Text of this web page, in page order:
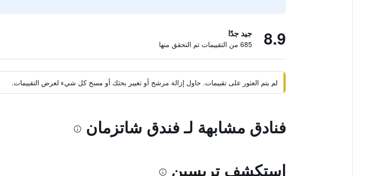
8.9 جيد جدًا
685 من التقييمات تم التحقق منها
لم يتم العثور على تقييمات. حاول إزالة مرشح أو تغيير بحثك أو مسح كل شيء لعرض التقييمات.
فنادق مشابهة لـ فندق شاتزمان
استكشف تريسين